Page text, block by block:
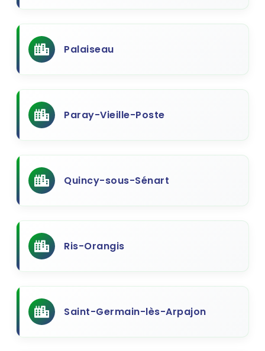
Palaiseau
Paray-Vieille-Poste
Quincy-sous-Sénart
Ris-Orangis
Saint-Germain-lès-Arpajon